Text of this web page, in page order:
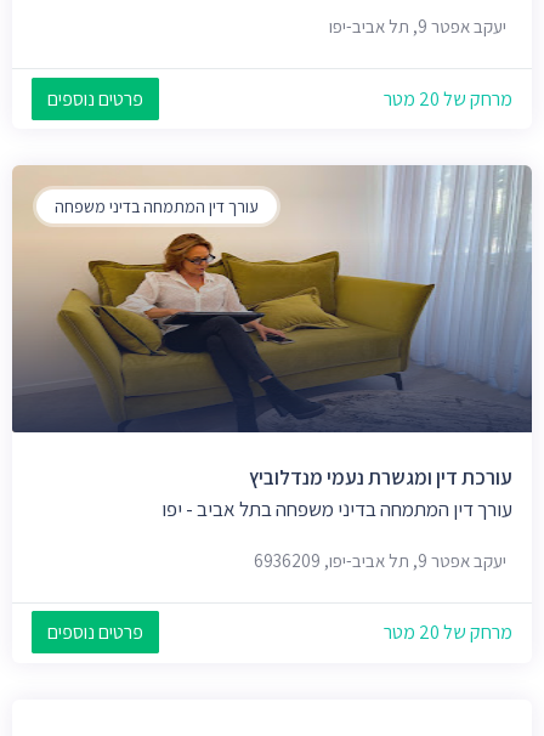
יעקב אפטר 9, תל אביב-יפו
מרחק של 20 מטר פרטים נוספים
עורך דין המתמחה בדיני משפחה
עורכת דין ומגשרת נעמי מנדלוביץ
עורך דין המתמחה בדיני משפחה בתל אביב - יפו
יעקב אפטר 9, תל אביב-יפו, 6936209
מרחק של 20 מטר פרטים נוספים